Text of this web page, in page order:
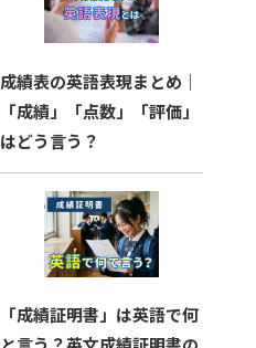
成績表の英語表現まとめ｜
「成績」「点数」「評価」
はどう言う？
「成績証明書」は英語で何